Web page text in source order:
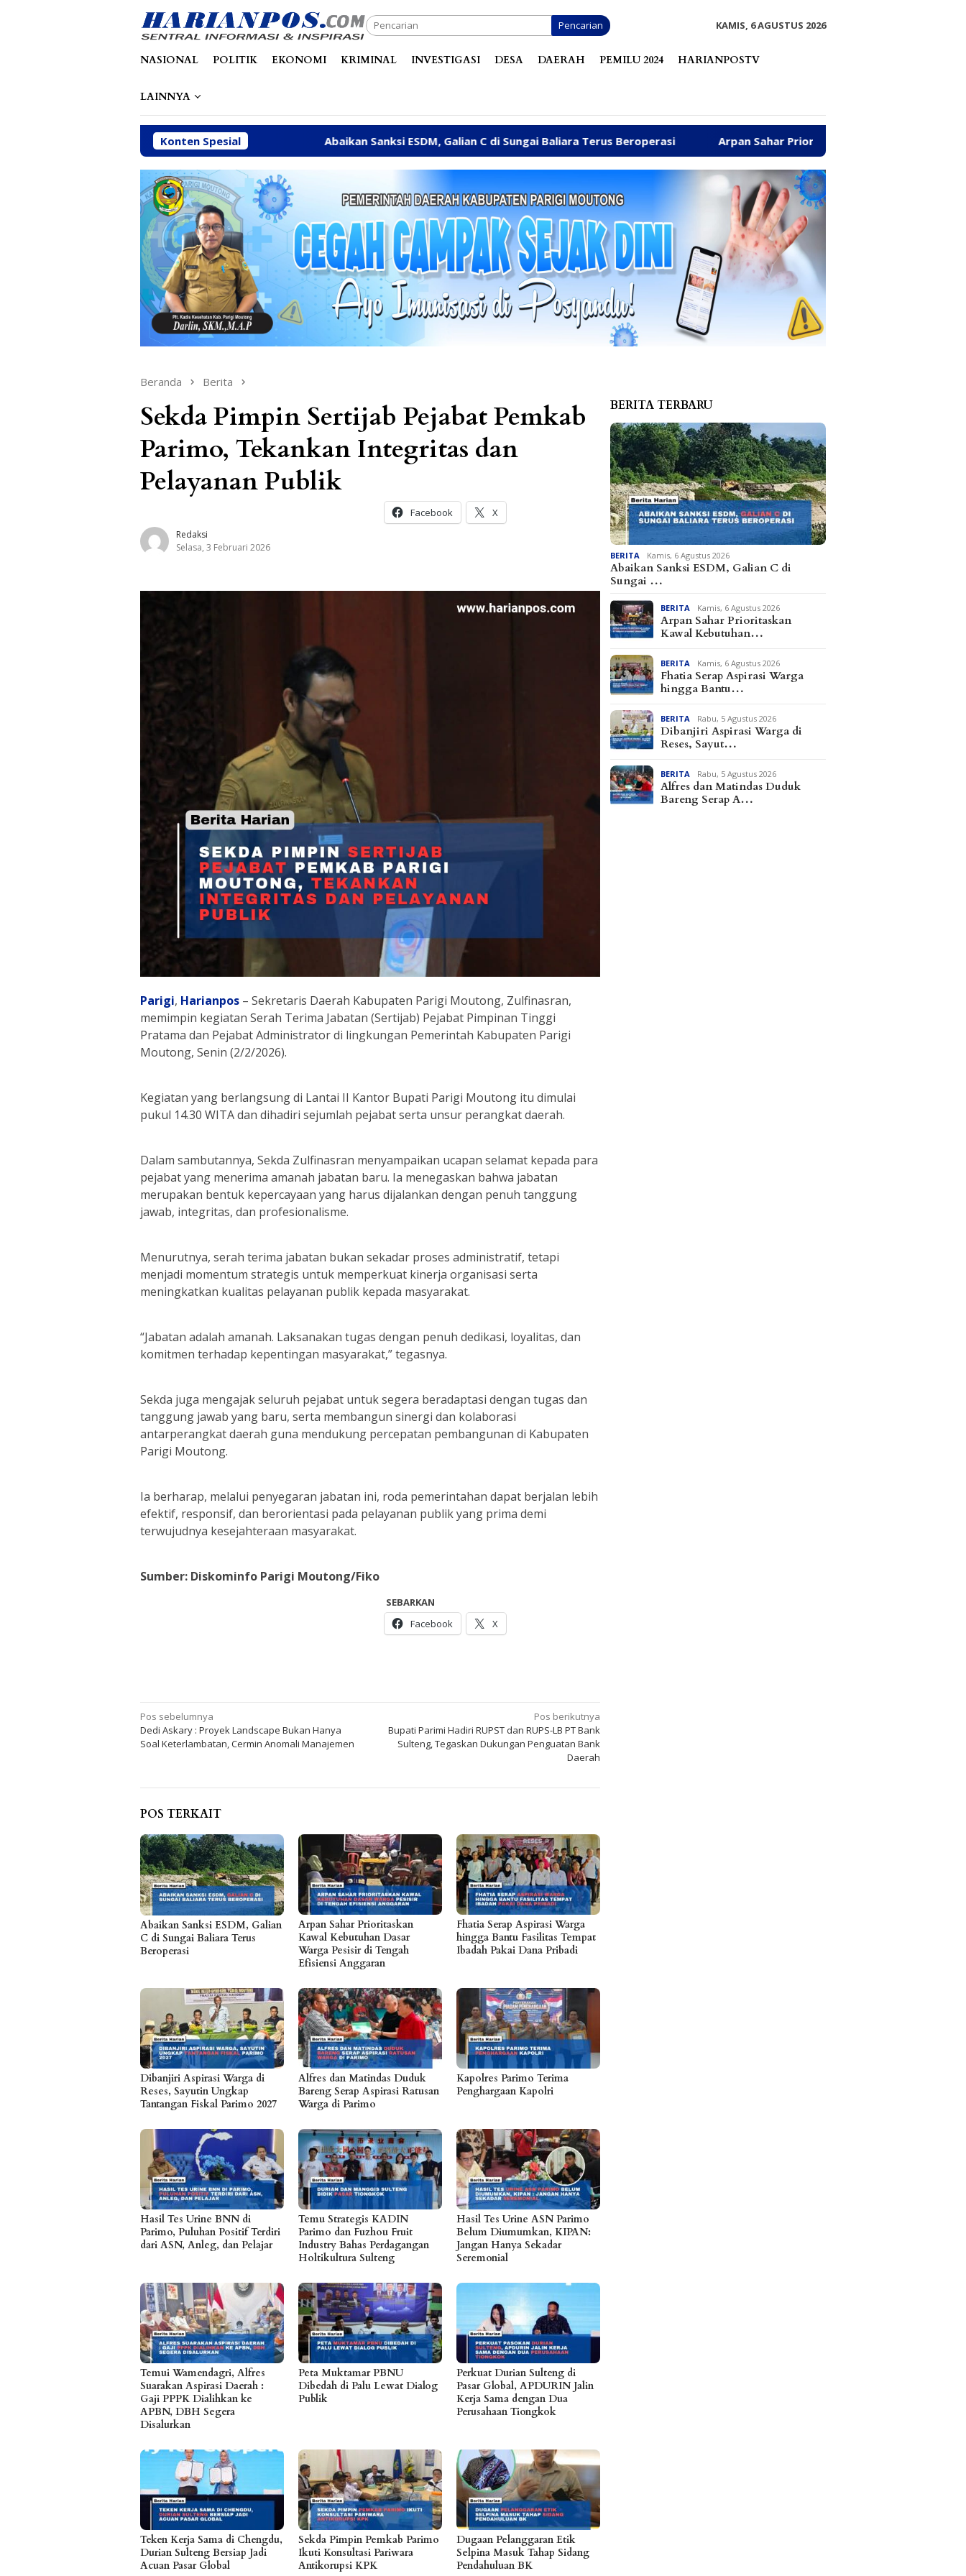
Pencarian KAMIS, 6 AGUSTUS 2026
NASIONAL POLITIK EKONOMI KRIMINAL INVESTIGASI DESA DAERAH PEMILU 2024 HARIANPOSTV
LAINNYA
Konten SpesialAbaikan Sanksi ESDM, Galian C di Sungai Baliara Terus Beroperasi Arpan Sahar Prioritaskan Kawal Kebutuhan Dasar Warga Pesisir di
Beranda Berita
Sekda Pimpin Sertijab Pejabat Pemkab
Parimo, Tekankan Integritas dan
Pelayanan Publik
Redaksi
Selasa, 3 Februari 2026
Facebook X
Parigi, Harianpos – Sekretaris Daerah Kabupaten Parigi Moutong, Zulfinasran,
memimpin kegiatan Serah Terima Jabatan (Sertijab) Pejabat Pimpinan Tinggi
Pratama dan Pejabat Administrator di lingkungan Pemerintah Kabupaten Parigi
Moutong, Senin (2/2/2026).
Kegiatan yang berlangsung di Lantai II Kantor Bupati Parigi Moutong itu dimulai
pukul 14.30 WITA dan dihadiri sejumlah pejabat serta unsur perangkat daerah.
Dalam sambutannya, Sekda Zulfinasran menyampaikan ucapan selamat kepada para
pejabat yang menerima amanah jabatan baru. Ia menegaskan bahwa jabatan
merupakan bentuk kepercayaan yang harus dijalankan dengan penuh tanggung
jawab, integritas, dan profesionalisme.
Menurutnya, serah terima jabatan bukan sekadar proses administratif, tetapi
menjadi momentum strategis untuk memperkuat kinerja organisasi serta
meningkatkan kualitas pelayanan publik kepada masyarakat.
“Jabatan adalah amanah. Laksanakan tugas dengan penuh dedikasi, loyalitas, dan
komitmen terhadap kepentingan masyarakat,” tegasnya.
Sekda juga mengajak seluruh pejabat untuk segera beradaptasi dengan tugas dan
tanggung jawab yang baru, serta membangun sinergi dan kolaborasi
antarperangkat daerah guna mendukung percepatan pembangunan di Kabupaten
Parigi Moutong.
Ia berharap, melalui penyegaran jabatan ini, roda pemerintahan dapat berjalan lebih
efektif, responsif, dan berorientasi pada pelayanan publik yang prima demi
terwujudnya kesejahteraan masyarakat.
Sumber: Diskominfo Parigi Moutong/Fiko
SEBARKAN
Facebook
X
Navigasi
pos
Pos sebelumnya
Dedi Askary : Proyek Landscape Bukan Hanya
Soal Keterlambatan, Cermin Anomali Manajemen
Pos berikutnya
Bupati Parimi Hadiri RUPST dan RUPS-LB PT Bank
Sulteng, Tegaskan Dukungan Penguatan Bank
Daerah
POS TERKAIT
Abaikan Sanksi ESDM, Galian
C di Sungai Baliara Terus
Beroperasi
Arpan Sahar Prioritaskan
Kawal Kebutuhan Dasar
Warga Pesisir di Tengah
Efisiensi Anggaran
Fhatia Serap Aspirasi Warga
hingga Bantu Fasilitas Tempat
Ibadah Pakai Dana Pribadi
Dibanjiri Aspirasi Warga di
Reses, Sayutin Ungkap
Tantangan Fiskal Parimo 2027
Alfres dan Matindas Duduk
Bareng Serap Aspirasi Ratusan
Warga di Parimo
Kapolres Parimo Terima
Penghargaan Kapolri
Hasil Tes Urine BNN di
Parimo, Puluhan Positif Terdiri
dari ASN, Anleg, dan Pelajar
Temu Strategis KADIN
Parimo dan Fuzhou Fruit
Industry Bahas Perdagangan
Holtikultura Sulteng
Hasil Tes Urine ASN Parimo
Belum Diumumkan, KIPAN:
Jangan Hanya Sekadar
Seremonial
Temui Wamendagri, Alfres
Suarakan Aspirasi Daerah :
Gaji PPPK Dialihkan ke
APBN, DBH Segera
Disalurkan
Peta Muktamar PBNU
Dibedah di Palu Lewat Dialog
Publik
Perkuat Durian Sulteng di
Pasar Global, APDURIN Jalin
Kerja Sama dengan Dua
Perusahaan Tiongkok
Teken Kerja Sama di Chengdu,
Durian Sulteng Bersiap Jadi
Acuan Pasar Global
Sekda Pimpin Pemkab Parimo
Ikuti Konsultasi Pariwara
Antikorupsi KPK
Dugaan Pelanggaran Etik
Selpina Masuk Tahap Sidang
Pendahuluan BK
BERITA TERBARU
BERITA Kamis, 6 Agustus 2026
Abaikan Sanksi ESDM, Galian C di
Sungai …
BERITA Kamis, 6 Agustus 2026
Arpan Sahar Prioritaskan
Kawal Kebutuhan…
BERITA Kamis, 6 Agustus 2026
Fhatia Serap Aspirasi Warga
hingga Bantu…
BERITA Rabu, 5 Agustus 2026
Dibanjiri Aspirasi Warga di
Reses, Sayut…
BERITA Rabu, 5 Agustus 2026
Alfres dan Matindas Duduk
Bareng Serap A…